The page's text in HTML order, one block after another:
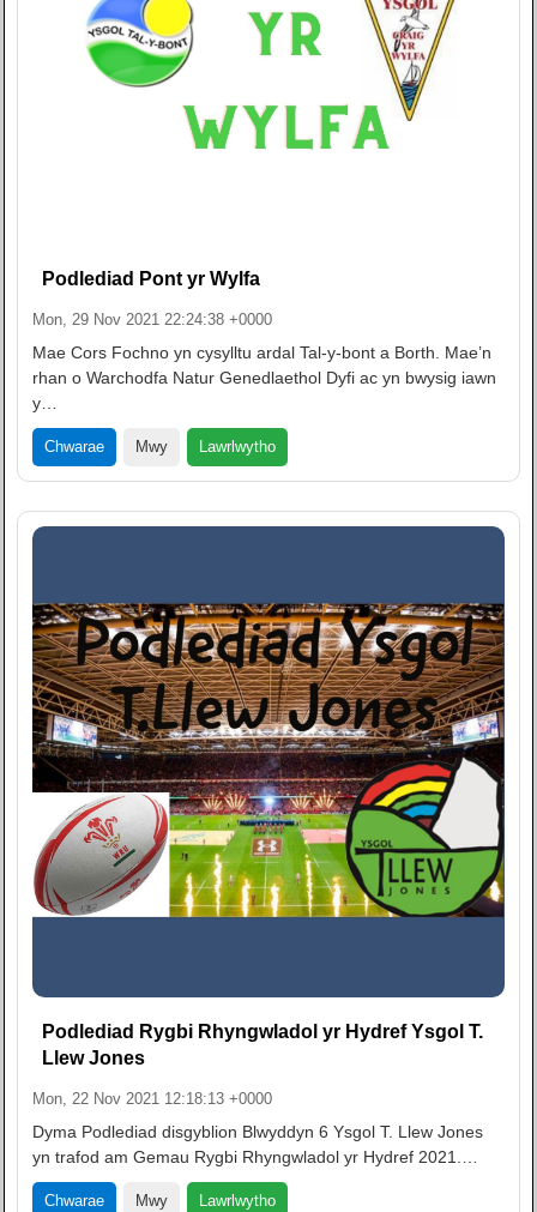
Podlediad Pont yr Wylfa
Mon, 29 Nov 2021 22:24:38 +0000
Mae Cors Fochno yn cysylltu ardal Tal-y-bont a Borth. Mae’n
rhan o Warchodfa Natur Genedlaethol Dyfi ac yn bwysig iawn
y…
Chwarae Mwy Lawrlwytho
Podlediad Rygbi Rhyngwladol yr Hydref Ysgol T.
Llew Jones
Mon, 22 Nov 2021 12:18:13 +0000
Dyma Podlediad disgyblion Blwyddyn 6 Ysgol T. Llew Jones
yn trafod am Gemau Rygbi Rhyngwladol yr Hydref 2021.…
Chwarae Mwy Lawrlwytho